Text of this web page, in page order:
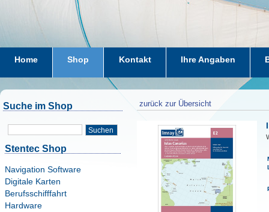
Home Shop Kontakt Ihre Angaben
Suche im Shop
Suchen
Stentec Shop
Navigation Software
Digitale Karten
Berufsschifffahrt
Hardware
zurück zur Übersicht